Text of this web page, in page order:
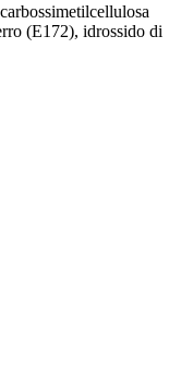
(E172), idrossido di